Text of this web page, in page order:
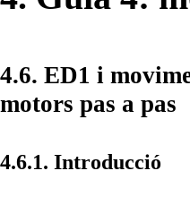
4.6. ED1 i
motors pas a pas
4.6.1. Introducció